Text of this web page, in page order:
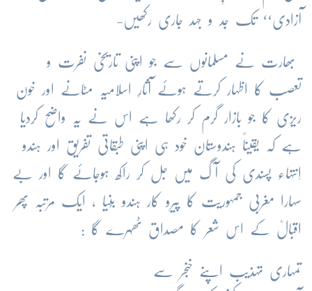
آزادی‘‘ تک جد و جہد جاری رکھیں-
بھارت نے مسلمانوں سے جو اپنی تاریخی نفرت و
تعصب کا اظہار کرتے ہوئے آثارِ اسلامیہ مٹانے اور خون
ریزی کا جو بازار گرم کر رکھا ہے اس نے یہ واضح کردیا
ہے کہ یقیناً ہندوستان خود ہی اپنی طبقاتی تفریق اور ہندو
اِنتہاء پسندی کی آگ میں جل کر راکھ ہوجائے گا اور بے
سہارا مغربی جمہوریت کا پیرو کار ہندو بُنیا ، ایک مرتبہ پھر
اقبالؒ کے اس شعر کا مصداق ٹھہرے گا :
تمہاری تہذیب اپنے خنجر سے